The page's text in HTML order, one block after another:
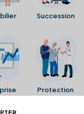
Succession
Protection